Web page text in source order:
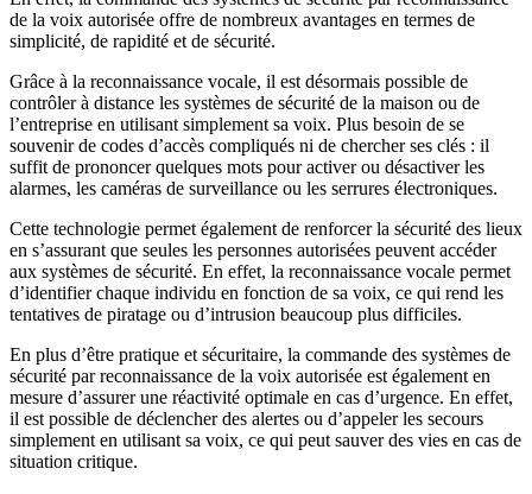
de la voix autorisée offre de nombreux avantages en termes de
simplicité, de rapidité et de sécurité.
Grâce à la reconnaissance vocale, il est désormais possible de
contrôler à distance les systèmes de sécurité de la maison ou de
l’entreprise en utilisant simplement sa voix. Plus besoin de se
souvenir de codes d’accès compliqués ni de chercher ses clés : il
suffit de prononcer quelques mots pour activer ou désactiver les
alarmes, les caméras de surveillance ou les serrures électroniques.
Cette technologie permet également de renforcer la sécurité des lieux
en s’assurant que seules les personnes autorisées peuvent accéder
aux systèmes de sécurité. En effet, la reconnaissance vocale permet
d’identifier chaque individu en fonction de sa voix, ce qui rend les
tentatives de piratage ou d’intrusion beaucoup plus difficiles.
En plus d’être pratique et sécuritaire, la commande des systèmes de
sécurité par reconnaissance de la voix autorisée est également en
mesure d’assurer une réactivité optimale en cas d’urgence. En effet,
il est possible de déclencher des alertes ou d’appeler les secours
simplement en utilisant sa voix, ce qui peut sauver des vies en cas de
situation critique.